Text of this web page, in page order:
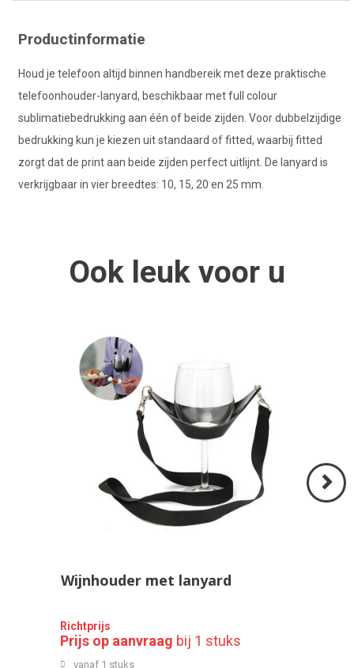
Productinformatie
Houd je telefoon altijd binnen handbereik met deze praktische
telefoonhouder-lanyard, beschikbaar met full colour
sublimatiebedrukking aan één of beide zijden. Voor dubbelzijdige
bedrukking kun je kiezen uit standaard of fitted, waarbij fitted
zorgt dat de print aan beide zijden perfect uitlijnt. De lanyard is
verkrijgbaar in vier breedtes: 10, 15, 20 en 25 mm.
Ook leuk voor u
Wijnhouder met lanyard
Richtprijs
Prijs op aanvraag bij 1 stuks
vanaf 1 stuks